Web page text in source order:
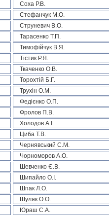
Соха Р.В.
Стефанчук М.О.
Струневич В.О.
Тарасенко Т.П.
Тимофійчук В.Я.
Тістик Р.Я.
Ткаченко О.В.
Торохтій Б.Г.
Трухін О.М.
Федієнко О.П.
Фролов П.В.
Холодов А.І.
Циба Т.В.
Чернявський С.М.
Чорноморов А.О.
Шевченко Є.В.
Шипайло О.І.
Шпак Л.О.
Шуляк О.О.
Юраш С.А.